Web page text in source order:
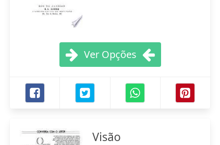
Ver Opções
Visão